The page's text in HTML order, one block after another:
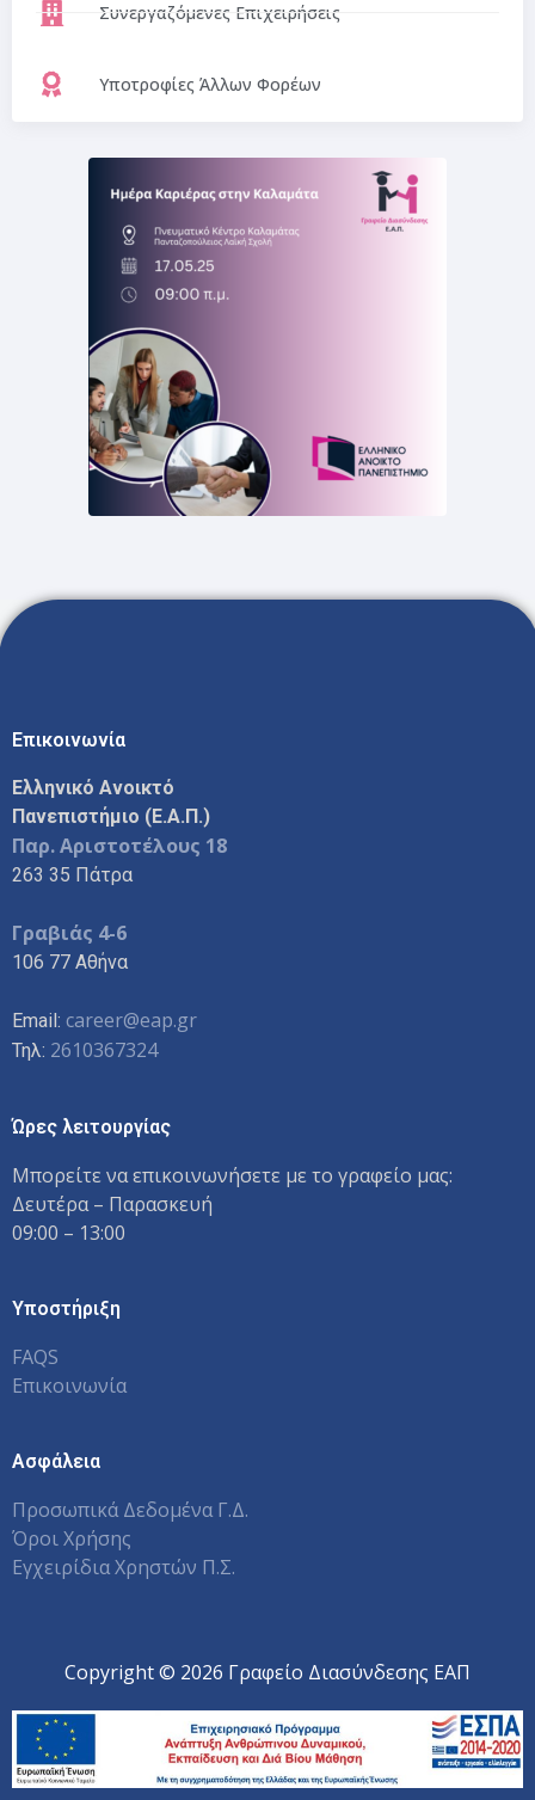
Συνεργαζόμενες Επιχειρήσεις
Υποτροφίες Άλλων Φορέων
Επικοινωνία
Ελληνικό Ανοικτό
Πανεπιστήμιο (Ε.Α.Π.)
Παρ. Αριστοτέλους 18
263 35 Πάτρα
Γραβιάς 4-6
106 77 Αθήνα
Email: career@eap.gr
Τηλ: 2610367324
Ώρες λειτουργίας
Μπορείτε να επικοινωνήσετε με το γραφείο μας:
Δευτέρα – Παρασκευή
09:00 – 13:00
Υποστήριξη
FAQS
Επικοινωνία
Ασφάλεια
Προσωπικά Δεδομένα Γ.Δ.
Όροι Χρήσης
Εγχειρίδια Χρηστών Π.Σ.
Copyright © 2026 Γραφείο Διασύνδεσης ΕΑΠ